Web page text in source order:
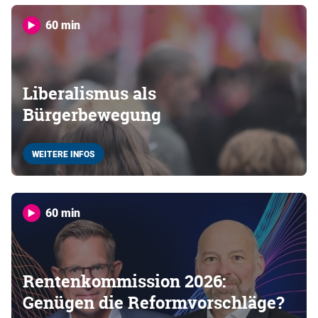
60 min
Liberalismus als
Bürgerbewegung
WEITERE INFOS
60 min
Rentenkommission 2026:
Genügen die Reformvorschläge?